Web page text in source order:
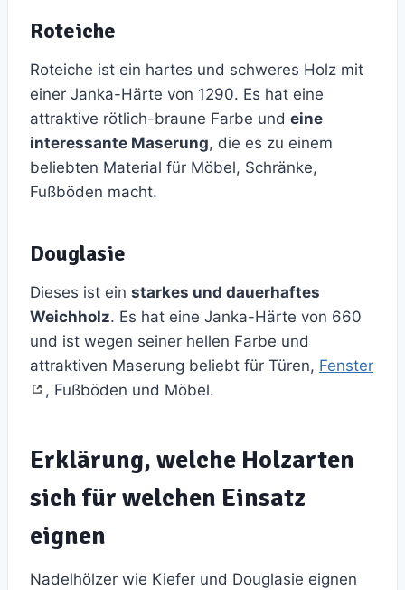
Roteiche
Roteiche ist ein hartes und schweres Holz mit
einer Janka-Härte von 1290. Es hat eine
attraktive rötlich-braune Farbe und eine
interessante Maserung, die es zu einem
beliebten Material für Möbel, Schränke,
Fußböden macht.
Douglasie
Dieses ist ein starkes und dauerhaftes
Weichholz. Es hat eine Janka-Härte von 660
und ist wegen seiner hellen Farbe und
attraktiven Maserung beliebt für Türen, Fenster
, Fußböden und Möbel.
Erklärung, welche Holzarten
sich für welchen Einsatz
eignen
Nadelhölzer wie Kiefer und Douglasie eignen